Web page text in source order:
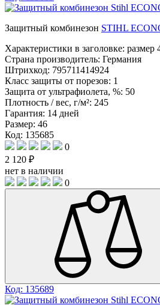
Защитный комбинезон STIHL
Характеристики в заголовке: размер
Страна производитель: Германия
Штрихкод: 795711414924
Класс защиты от порезов: 1
Защита от ультрафиолета, %: 50
Плотность / вес, г/м²: 245
Гарантия: 14 дней
Размер: 46
Код: 135685
0
2 120 ₽
нет в наличии
0
Код: 135689